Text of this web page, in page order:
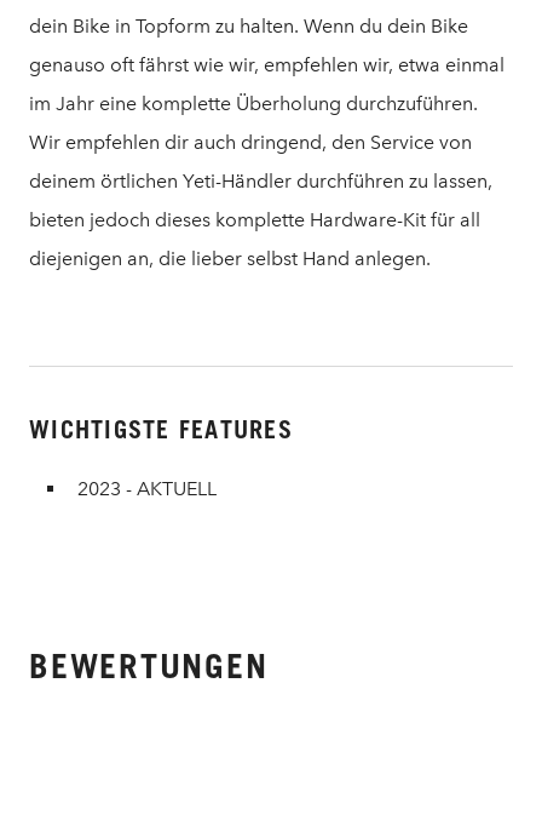
dein Bike in Topform zu halten. Wenn du dein Bike
genauso oft fährst wie wir, empfehlen wir, etwa einmal
im Jahr eine komplette Überholung durchzuführen.
Wir empfehlen dir auch dringend, den Service von
deinem örtlichen Yeti-Händler durchführen zu lassen,
bieten jedoch dieses komplette Hardware-Kit für all
diejenigen an, die lieber selbst Hand anlegen.
WICHTIGSTE FEATURES
2023 - AKTUELL
BEWERTUNGEN